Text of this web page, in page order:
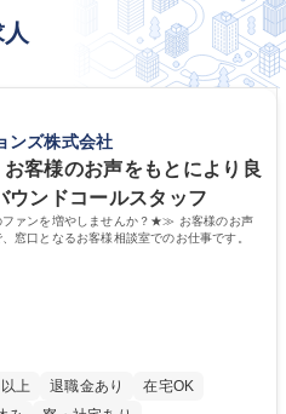
量は大きいですが、個人任せにはしな
ンズ株式会社
客様のお声をもとにより良
ウンドコールスタッフ
ァンを増やしませんか？★≫ お客様のお声
窓口となるお客様相談室でのお仕事です。
上 退職金あり
在宅OK